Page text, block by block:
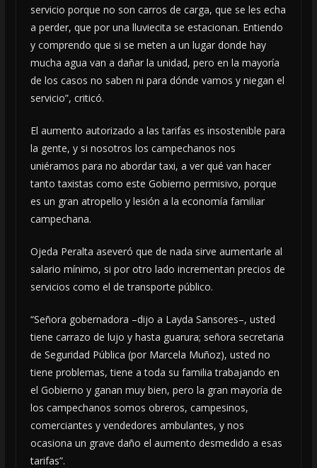
servicio porque no son carros de carga, que se les echa
a perder, que por una lluviecita se estacionan. Entiendo
y comprendo que si se meten a un lugar donde hay
mucha agua van a dañar la unidad, pero en la mayoría
de los casos no saben ni para dónde vamos y niegan el
servicio”, criticó.
El aumento autorizado a las tarifas es insostenible para
la gente, y si nosotros los campechanos nos
uniéramos para no abordar taxi, a ver qué van hacer
tanto taxistas como este Gobierno permisivo, porque
es un gran atropello y lesión a la economía familiar
campechana.
Ojeda Peralta aseveró que de nada sirve aumentarle al
salario mínimo, si por otro lado incrementan precios de
servicios como el de transporte público.
“Señora gobernadora –dijo a Layda Sansores–, usted
tiene carrazo de lujo y hasta guarura; señora secretaria
de Seguridad Pública (por Marcela Muñoz), usted no
tiene problemas, tiene a toda su familia trabajando en
el Gobierno y ganan muy bien, pero la gran mayoría de
los campechanos somos obreros, campesinos,
comerciantes y vendedores ambulantes, y nos
ocasiona un grave daño el aumento desmedido a esas
tarifas”.